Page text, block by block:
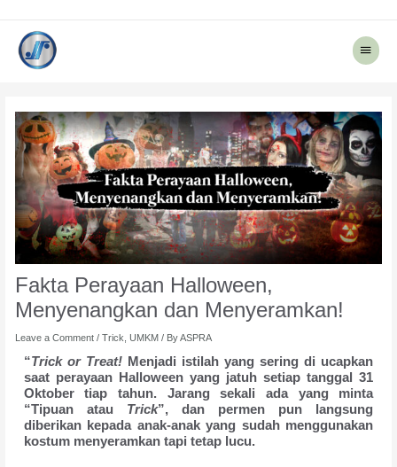
Menu
Fakta Perayaan Halloween,
Menyenangkan dan Menyeramkan!
Leave a Comment / Trick UMKM / ByASPRA
“Trick or Treat! Menjadi istilah yang sering di ucapkan
saat perayaan Halloween yang jatuh setiap tanggal 31
Oktober tiap tahun. Jarang sekali ada yang minta
“Tipuan atau Trick”, dan permen pun langsung
diberikan kepada anak-anak yang sudah menggunakan
kostum menyeramkan tapi tetap lucu.